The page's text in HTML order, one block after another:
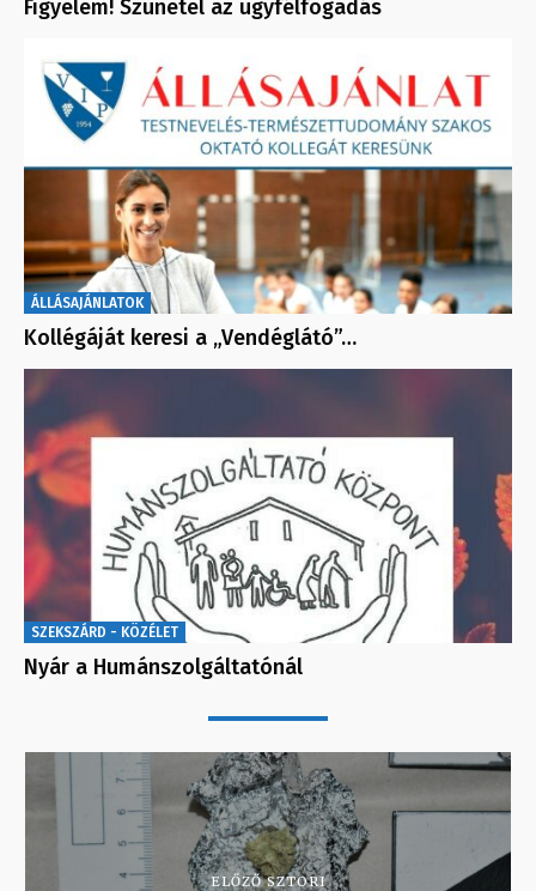
Figyelem! Szünetel az ügyfélfogadás
ÁLLÁSAJÁNLATOK
Kollégáját keresi a „Vendéglátó”…
SZEKSZÁRD - KÖZÉLET
Nyár a Humánszolgáltatónál
ELŐZŐ SZTORI